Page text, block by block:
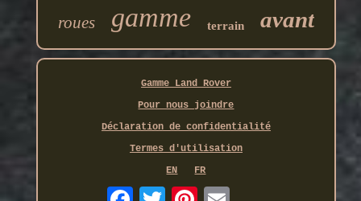
roues gamme terrain avant
Gamme Land Rover
Pour nous joindre
Déclaration de confidentialité
Termes d'utilisation
EN
FR